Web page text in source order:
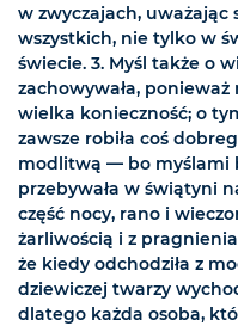
w zwyczajach, uważając
wszystkich, nie tylko w
świecie. 3. Myśl także o
zachowywała,
wielka konieczność; o
zawsze robiła coś
modlitwą — bo myślami
przebywała w świątyni
część nocy, rano i
żarliwością i z
że kiedy odchodziła z
dziewiczej twarzy
dlatego każda osoba,